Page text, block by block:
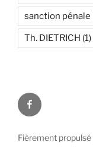
sanction pénale
Th. DIETRICH (1)
Facebook
Fièrement